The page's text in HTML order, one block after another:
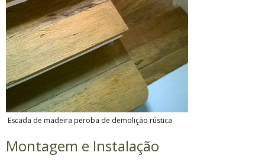
Escada de madeira peroba de demolição rústica
Montagem e Instalação